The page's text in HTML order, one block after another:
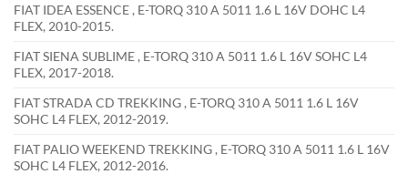
FIAT IDEA ESSENCE , E-TORQ 310 A 5011 1.6 L 16V DOHC L4
FLEX, 2010-2015.
FIAT SIENA SUBLIME , E-TORQ 310 A 5011 1.6 L 16V SOHC L4
FLEX, 2017-2018.
FIAT STRADA CD TREKKING , E-TORQ 310 A 5011 1.6 L 16V
SOHC L4 FLEX, 2012-2019.
FIAT PALIO WEEKEND TREKKING , E-TORQ 310 A 5011 1.6 L 16V
SOHC L4 FLEX, 2012-2016.